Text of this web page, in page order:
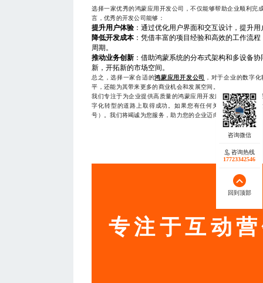
选择一家优秀的鸿蒙应用开发公司，不仅能够帮助企业顺利完
言，优秀的开发公司能够：
提升用户体验：通过优化用户界面和交互设计，提升
降低开发成本 ：凭借丰富的项目经验和高效的工作流
周期。
推动业务创新 ：借助鸿蒙系统的分布式架构和多设备
新，开拓新的市场空间。
总之，选择一家合适的鸿蒙应用开发公司
，对于企业的数字
平，还能为其带来更多的商业机会和发展空间。
我们专注于为企业提供高质量的鸿蒙应用开发服务，拥有一支
字化转型的道路上取得成功。如果您有任何关于鸿蒙应用开
号）。我们将竭诚为您服务，助力您的企业迈向新的高度。
服务
专注于互动
咨询热线
17723342546
回到顶部